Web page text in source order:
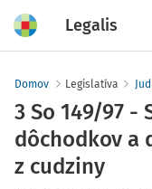
Legalis
Domov Legislatíva
3 So 149/97 -
dôchodkov a
z cudziny